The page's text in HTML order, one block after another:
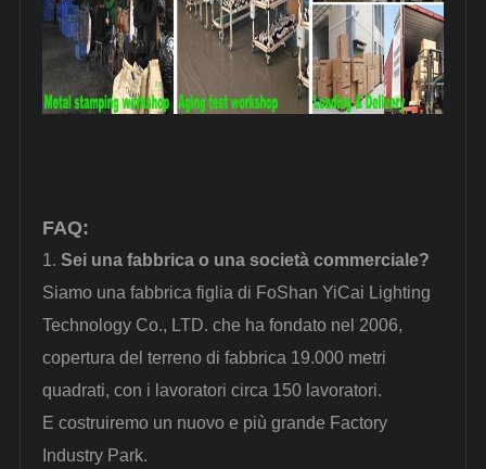
FAQ:
1. Sei una fabbrica o una società commerciale?
Siamo una fabbrica figlia di FoShan YiCai Lighting
Technology Co., LTD. che ha fondato nel 2006,
copertura del terreno di fabbrica 19.000 metri
quadrati, con i lavoratori circa 150 lavoratori.
E costruiremo un nuovo e più grande Factory
Industry Park.